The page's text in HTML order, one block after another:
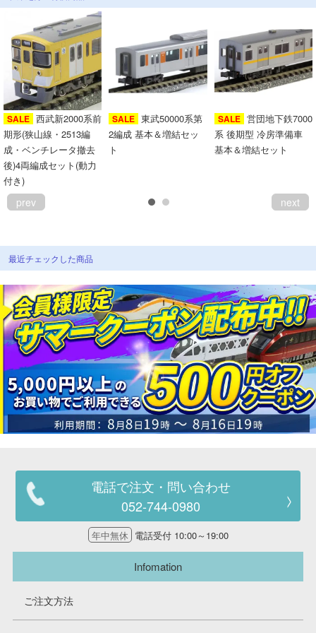
SALE 西武新2000系前
期形(狭山線・2513編
成・ベンチレータ撤去
後)4両編成セット(動力
付き)
SALE 東武50000系第
2編成 基本＆増結セッ
ト
SALE 営団地下鉄7000
系 後期型 冷房準備車
基本＆増結セット
prev next
最近チェックした商品
電話で注文・問い合わせ
052-744-0980
年中無休 電話受付 10:00～19:00
Infomation
ご注文方法